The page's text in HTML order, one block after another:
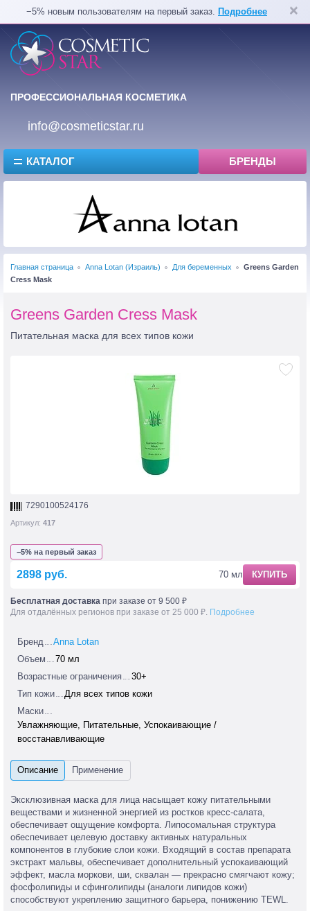
−5% новым пользователям на первый заказ. Подробнее
ПРОФЕССИОНАЛЬНАЯ КОСМЕТИКА
info@cosmeticstar.ru
КАТАЛОГ БРЕНДЫ
Главная страница Anna Lotan (Израиль) Для беременных
Greens Garden
Cress Mask
Greens Garden Cress Mask
Питательная маска для всех типов кожи
7290100524176
Артикул: 417
−5% на первый заказ
2898 руб. 70 мл КУПИТЬ
Бесплатная доставка при заказе от 9 500 ₽
Для отдалённых регионов при заказе от 25 000 ₽. Подробнее
Бренд
Anna Lotan
Объем
70 мл
Возрастные ограничения
30+
Тип кожи
Для всех типов кожи
Маски
Увлажняющие, Питательные, Успокаивающие /
восстанавливающие
Эксклюзивная маска для лица насыщает кожу питательными
веществами и жизненной энергией из ростков кресс-салата,
обеспечивает ощущение комфорта. Липосомальная структура
обеспечивает целевую доставку активных натуральных
компонентов в глубокие слои кожи. Входящий в состав препарата
экстракт мальвы, обеспечивает дополнительный успокаивающий
эффект, масла моркови, ши, сквалан — прекрасно смягчают кожу;
фосфолипиды и сфинголипиды (аналоги липидов кожи)
способствуют укреплению защитного барьера, понижению TEWL.